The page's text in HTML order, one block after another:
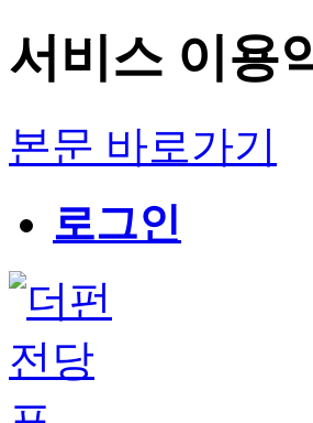
서비스 이용
본문 바로가기
로그인